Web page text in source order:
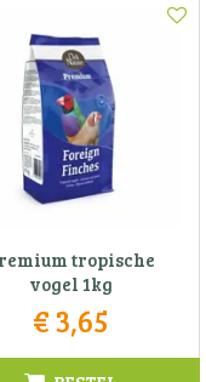
tropische
vogel 1kg
€3,65